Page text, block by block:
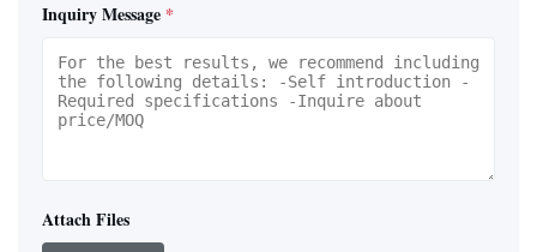
Inquiry Message *
Attach Files